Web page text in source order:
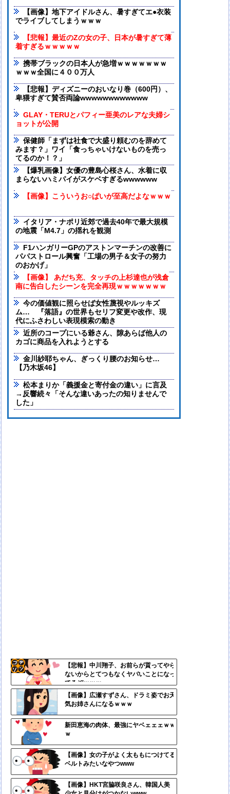
【画像】地下アイドルさん、暑すぎてエ●衣装
でライブしてしまうｗｗｗ
【悲報】最近のZの女の子、日本が暑すぎて薄
着すぎるｗｗｗｗｗ
携帯ブラックの日本人が急増ｗｗｗｗｗｗｗ
ｗｗｗ全国に４００万人
【悲報】ディズニーのおいなり巻（600円）、
卑猥すぎて賛否両論wwwwwwwwwwww
GLAY・TERUとパフィー亜美のレアな夫婦シ
ョットが公開
保健師「まずは社食で大盛り頼むのを辞めて
みます？」ワイ「食っちゃいけないものを売っ
てるのか！？」
【爆乳画像】女優の豊島心桜さん、水着に収
まらないハミパイがスケベすぎるwwwwww
【画像】こういうお○ぱいが至高だよなｗｗｗ
イタリア・ナポリ近郊で過去40年で最大規模
の地震「M4.7」の揺れを観測
F1ハンガリーGPのアストンマーチンの改善に
パパストロール興奮「工場の男子＆女子の努力
のおかげ」
【画像】 あだち充、タッチの上杉達也が浅倉
南に告白したシーンを完全再現ｗｗｗｗｗｗｗ
今の価値観に照らせば女性蔑視やルッキズ
ム… 『落語』の世界もセリフ変更や改作、現
代にふさわしい表現模索の動き
近所のコープにいる爺さん、隙あらば他人の
カゴに商品を入れようとする
金川紗耶ちゃん、ぎっくり腰のお知らせ…
【乃木坂46】
松本まりか「義援金と寄付金の違い」に言及
→反響続々「そんな違いあったの知りませんで
した」
【悲報】中川翔子、お前らが貰ってやら
ないからとてつもなくヤバいことになっ
てるぞｗｗｗ
【画像】広瀬すずさん、ドラミ姿でお天
気お姉さんになるｗｗｗ
新田恵海の肉体、最強にヤベェェェｗｗ
ｗ
【画像】女の子がよく太ももにつけてる
ベルトみたいなやつwww
【画像】HKT宮脇咲良さん、韓国人美
- 固
定リ
ンク
更新
ツー